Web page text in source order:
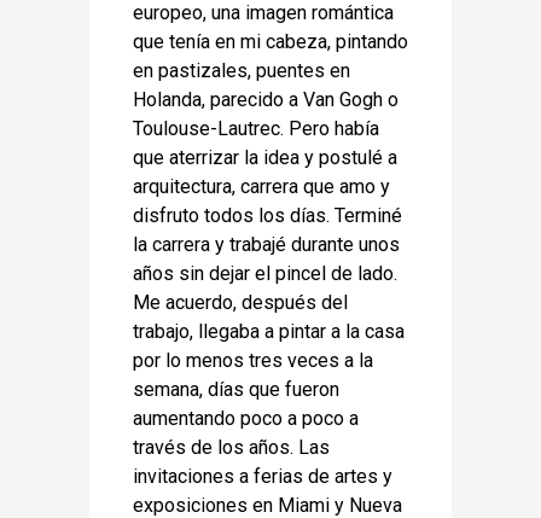
europeo, una imagen romántica
que tenía en mi cabeza, pintando
en pastizales, puentes en
Holanda, parecido a Van Gogh o
Toulouse-Lautrec. Pero había
que aterrizar la idea y postulé a
arquitectura, carrera que amo y
disfruto todos los días. Terminé
la carrera y trabajé durante unos
años sin dejar el pincel de lado.
Me acuerdo, después del
trabajo, llegaba a pintar a la casa
por lo menos tres veces a la
semana, días que fueron
aumentando poco a poco a
través de los años. Las
invitaciones a ferias de artes y
exposiciones en Miami y Nueva